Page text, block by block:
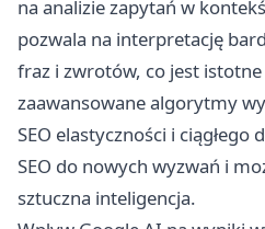
na analizie zapytań w
pozwala na interpretację
fraz i zwrotów, co jest istotne
zaawansowane algorytmy
SEO elastyczności i
SEO do nowych wyzwań i
sztuczna inteligencja.